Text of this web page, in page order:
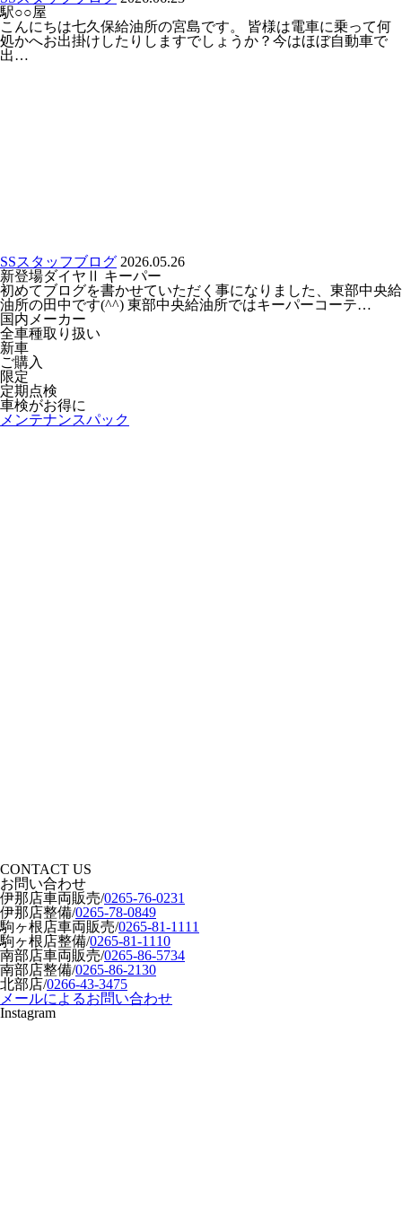
駅○○屋
こんにちは七久保給油所の宮島です。 皆様は電車に乗って何
処かへお出掛けしたりしますでしょうか？今はほぼ自動車で
出…
SSスタッフブログ 2026.05.26
新登場ダイヤⅡ キーパー
初めてブログを書かせていただく事になりました、東部中央給
油所の田中です(^^) 東部中央給油所ではキーパーコーテ…
国内メーカー
全車種取り扱い
新車
ご購入
限定
定期点検
車検がお得に
メンテナンスパック
CONTACT US
お問い合わせ
伊那店車両販売/0265-76-0231
伊那店整備/0265-78-0849
駒ヶ根店車両販売/0265-81-1111
駒ヶ根店整備/0265-81-1110
南部店車両販売/0265-86-5734
南部店整備/0265-86-2130
北部店/0266-43-3475
メールによるお問い合わせ
Instagram